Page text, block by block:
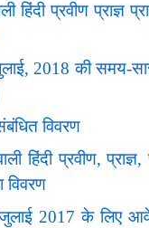
प्रवीण प्राज्ञ
2018 की समय-
विवरण
हिंदी प्रवीण, प्राज्ञ,
विवरण
जुलाई 2017 के लिए